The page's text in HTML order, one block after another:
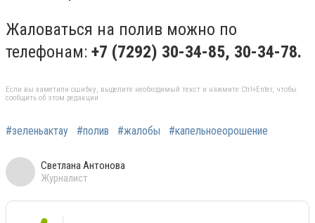
Жаловаться на полив можно по
телефонам: +7 (7292) 30-34-85, 30-34-78.
Если вы заметили ошибку, выделите необходимый текст и нажмите Ctrl+Enter, чтобы
сообщить об этом редакции
#зеленьактау #полив #жалобы #капельноеорошение
Светлана Антонова
Журналист